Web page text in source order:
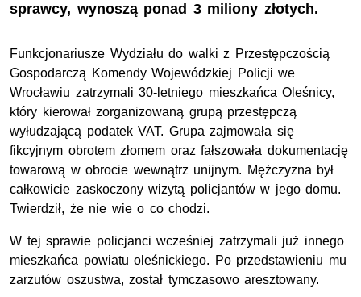
sprawcy, wynoszą ponad 3 miliony złotych.
Funkcjonariusze Wydziału do walki z Przestępczością
Gospodarczą Komendy Wojewódzkiej Policji we
Wrocławiu zatrzymali 30-letniego mieszkańca Oleśnicy,
który kierował zorganizowaną grupą przestępczą
wyłudzającą podatek VAT. Grupa zajmowała się
fikcyjnym obrotem złomem oraz fałszowała dokumentację
towarową w obrocie wewnątrz unijnym. Mężczyzna był
całkowicie zaskoczony wizytą policjantów w jego domu.
Twierdził, że nie wie o co chodzi.
W tej sprawie policjanci wcześniej zatrzymali już innego
mieszkańca powiatu oleśnickiego. Po przedstawieniu mu
zarzutów oszustwa, został tymczasowo aresztowany.